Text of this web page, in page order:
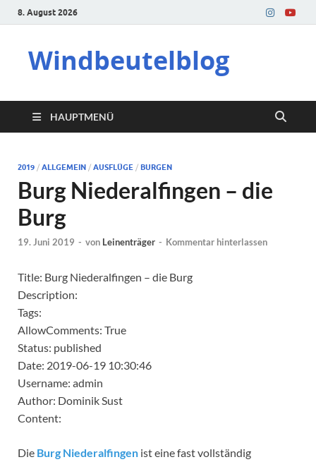
8. August 2026
Windbeutelblog
HAUPTMENÜ
2019 / ALLGEMEIN / AUSFLÜGE / BURGEN
Burg Niederalfingen – die
Burg
19. Juni 2019 - von Leinenträger - Kommentar hinterlassen
Title: Burg Niederalfingen – die Burg
Description:
Tags:
AllowComments: True
Status: published
Date: 2019-06-19 10:30:46
Username: admin
Author: Dominik Sust
Content:
Die Burg Niederalfingen ist eine fast vollständig